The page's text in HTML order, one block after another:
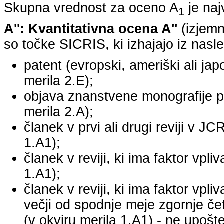
Skupna vrednost za oceno A1 je
A'': Kvantitativna ocena A''
so točke SICRIS, ki izhajajo iz
patent (evropski, ameriški ali
merila 2.E);
objava znanstvene monografije
merila 2.A);
članek v prvi ali drugi reviji v
1.A1);
članek v reviji, ki ima faktor
1.A1);
članek v reviji, ki ima faktor
večji od spodnje meje zgornje
(v okviru merila 1.A1) - ne